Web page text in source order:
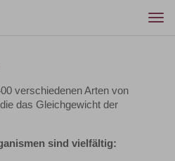
verschiedenen Arten von
das Gleichgewicht der
sind vielfältig: